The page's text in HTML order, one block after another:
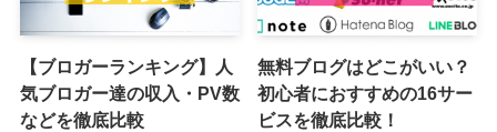
【ブロガーランキング】人
気ブロガー達の収入・PV数
などを徹底比較
無料ブログはどこがいい？
初心者におすすめの16サー
ビスを徹底比較！